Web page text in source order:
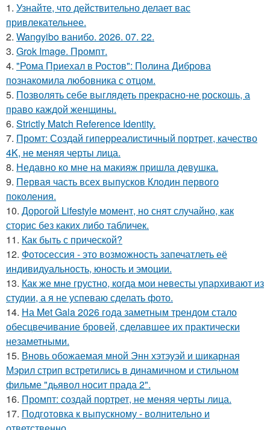
1. Узнайте, что действительно делает вас
привлекательнее.
2. Wangyibo ванибо. 2026. 07. 22.
3. Grok Image. Промпт.
4. "Рома Приехал в Ростов": Полина Диброва
познакомила любовника с отцом.
5. Позволять себе выглядеть прекрасно-не роскошь, а
право каждой женщины.
6. Strictly Match Reference Identity.
7. Промт: Создай гиперреалистичный портрет, качество
4K, не меняя черты лица.
8. Недавно ко мне на макияж пришла девушка.
9. Первая часть всех выпусков Клодин первого
поколения.
10. Дорогой Lifestyle момент, но снят случайно, как
сторис без каких либо табличек.
11. Как быть с прической?
12. Фотосессия - это возможность запечатлеть её
индивидуальность, юность и эмоции.
13. Как же мне грустно, когда мои невесты упархивают из
студии, а я не успеваю сделать фото.
14. На Met Gala 2026 года заметным трендом стало
обесцвечивание бровей, сделавшее их практически
незаметными.
15. Вновь обожаемая мной Энн хэтэуэй и шикарная
Мэрил стрип встретились в динамичном и стильном
фильме "дьявол носит прада 2".
16. Промпт: создай портрет, не меняя черты лица.
17. Подготовка к выпускному - волнительно и